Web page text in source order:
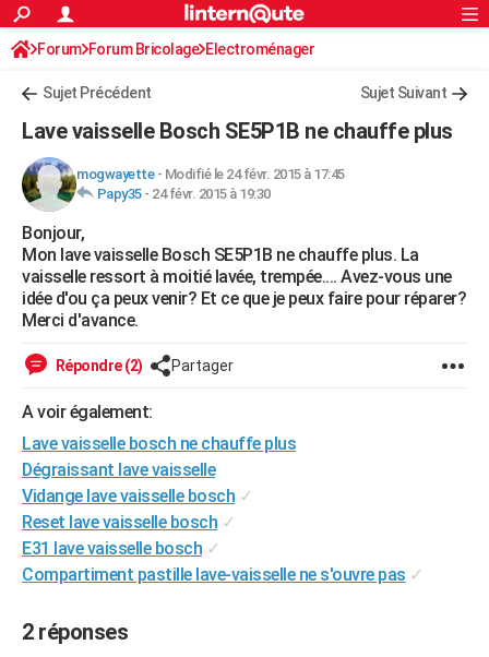
ACTUALITÉS
Politique
Société
Faits Divers
Education
Monde
Villes
+
FINANCE
Retraite
Impôts
Epargne
Immobilier
Risques naturels par ville
Banque
Assurance
Crédit
AUTO
Essais
Réserver un essai
Citadines
Berlines
SUV
Forum auto
+HIGH-TECH
Mobiles
Meilleur smartphone
Internet
Ordinateurs
Jeux vidéo
Guide high-tech
+BRICOLAGE
Forum
Aménagement intérieur
Extérieur
Cuisine
Salle de bains
Jardinage
Rangement
Guides de France
Escapades
Patrimoine
Expositions
Musées
Week-end nature
Art de vivre
Bien-être
Loisirs
Mode
Modes de vie
Alimentation
Guide de la santé
Maladies
Médicaments
Sommeil
VOYAGE
Destinations
City break
Voyage nature
Voyage de noces
PHOTO
GUIDES D'ACHAT
CARTE DE VOEUX
S'inscrire
Connexion
Forum Forum Bricolage Electroménager
Sujet Précédent Sujet Suivant
Lave vaisselle Bosch SE5P1B ne chauffe plus
mogwayette- Modifié le 24 févr. 2015 à 17:45
Papy35- 24 févr. 2015 à 19:30
Bonjour,
Mon lave vaisselle Bosch SE5P1B ne chauffe plus. La
vaisselle ressort à moitié lavée, trempée.... Avez-vous une
idée d'ou ça peux venir? Et ce que je peux faire pour réparer?
Merci d'avance.
Répondre (2) Partager
A voir également:
Lave vaisselle bosch ne chauffe plus
Dégraissant lave vaisselle
Vidange lave vaisselle bosch ✓
Reset lave vaisselle bosch ✓
E31 lave vaisselle bosch ✓
Compartiment pastille lave-vaisselle ne s'ouvre pas ✓
2 réponses